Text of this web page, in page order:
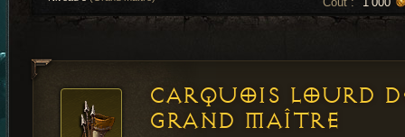
CARQUOIS LOURD
GRAND MAÎTRE